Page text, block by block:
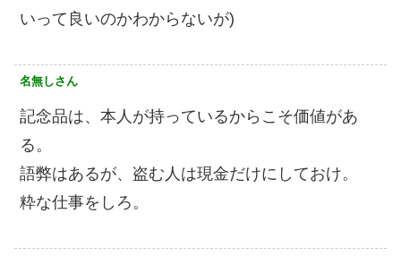
いって良いのかわからないが)
名無しさん
記念品は、本人が持っているからこそ価値があ
る。
語弊はあるが、盗む人は現金だけにしておけ。
粋な仕事をしろ。